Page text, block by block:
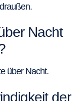
Nacht
über Nacht.
der